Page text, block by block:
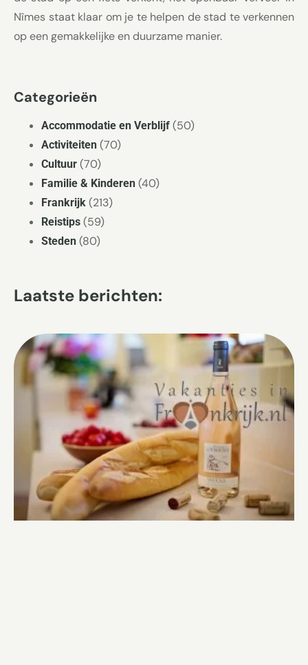
Nîmes staat klaar om je te helpen de stad te verkennen
op een gemakkelijke en duurzame manier.
Categorieën
Accommodatie en Verblijf (50)
Activiteiten (70)
Cultuur (70)
Familie & Kinderen (40)
Frankrijk (213)
Reistips (59)
Steden (80)
Laatste berichten: